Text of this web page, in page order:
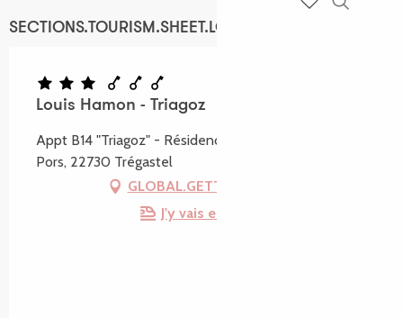
SECTIONS.TOURISM.SHEET.LOCATION
Louis Hamon - Triagoz
Appt B14 "Triagoz" - Résidence Armor, Plage du Coz-
Pors, 22730 Trégastel
GLOBAL.GETTING_THERE
J'y vais en train !